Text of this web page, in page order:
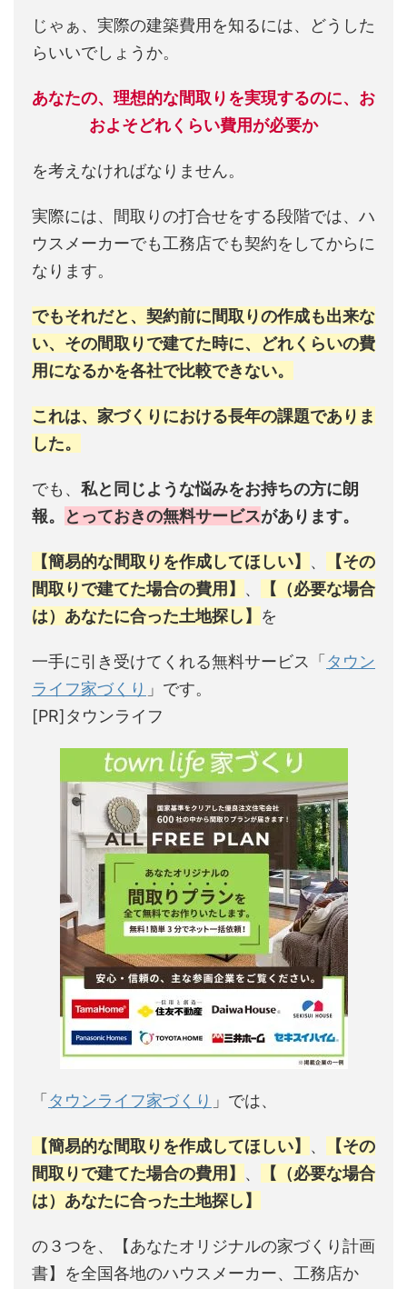
じゃぁ、実際の建築費用を知るには、どうした
らいいでしょうか。
あなたの、理想的な間取りを実現するのに、お
およそどれくらい費用が必要か
を考えなければなりません。
実際には、間取りの打合せをする段階では、ハ
ウスメーカーでも工務店でも契約をしてからに
なります。
でもそれだと、契約前に間取りの作成も出来な
い、その間取りで建てた時に、どれくらいの費
用になるかを各社で比較できない。
これは、家づくりにおける長年の課題でありま
した。
でも、 私と同じような悩みをお持ちの方に朗
報。
とっておきの無料サービスがあります。
【簡易的な間取りを作成してほしい】 、
【その
間取りで建てた場合の費用】 、
【（必要な場合
は）あなたに合った土地探し】 を
一手に引き受けてくれる無料サービス「 タウン
ライフ家づくり 」です。
[PR]タウンライフ
「 タウンライフ家づくり 」では、
【簡易的な間取りを作成してほしい】 、
【その
間取りで建てた場合の費用】 、
【（必要な場合
は）あなたに合った土地探し】
の３つを、【あなたオリジナルの家づくり計画
書】を全国各地のハウスメーカー、工務店か